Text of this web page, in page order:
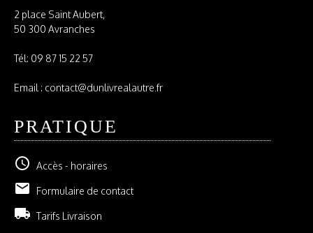
2 place Saint Aubert,
50 300 Avranches
Tél: 09 87 15 22 57
Email : contact@dunlivrealautre.fr
PRATIQUE
schedule Accès - horaires
email Formulaire de contact
local_shipping Tarifs Livraison